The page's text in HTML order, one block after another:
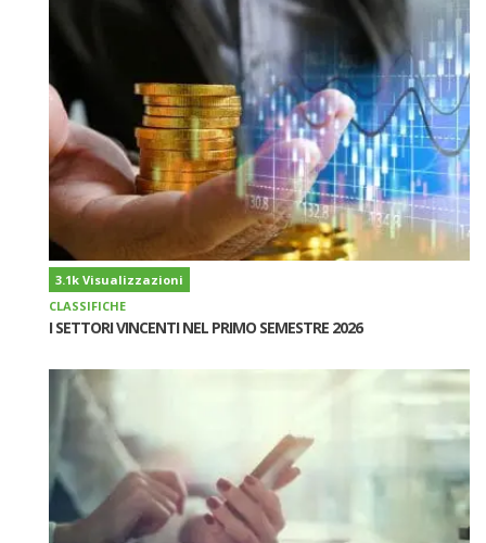
3.1k Visualizzazioni
CLASSIFICHE
I SETTORI VINCENTI NEL PRIMO SEMESTRE 2026